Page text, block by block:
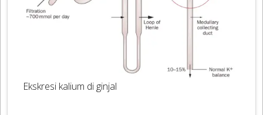
Ekskresi kalium di ginjal